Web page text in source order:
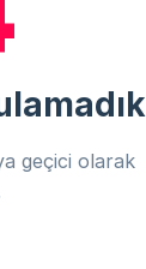
geçici olarak